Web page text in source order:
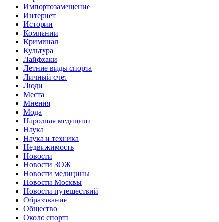
Импортозамещение
Интернет
Истории
Компании
Криминал
Культура
Лайфхаки
Летние виды спорта
Личный счет
Люди
Места
Мнения
Мода
Народная медицина
Наука
Наука и техника
Недвижимость
Новости
Новости ЗОЖ
Новости медицины
Новости Москвы
Новости путешествий
Образование
Общество
Около спорта